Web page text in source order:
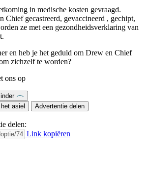
in medische kosten gevraagd.
gecastreerd, gevaccineerd , gechipt,
ze met een gezondheidsverklaring van
en heb je het geduld om Drew en Chief
zichzelf te worden?
ons op
asiel
Advertentie delen
delen:
Link kopiëren